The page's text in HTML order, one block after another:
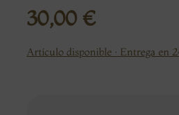
30,00 €
Artículo disponible · Entrega en